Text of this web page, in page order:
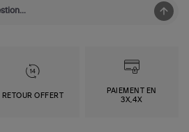
RETOUR OFFERT
PAIEMENT EN
3X,4X